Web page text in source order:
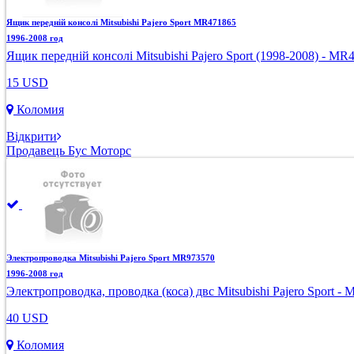
Ящик передній консолі Mitsubishi Pajero Sport MR471865
1996-2008 год
Ящик передній консолі Mitsubishi Pajero Sport (1998-2008) -
15 USD
Коломия
Відкрити
Продавець Бус Моторс
Электропроводка Mitsubishi Pajero Sport MR973570
1996-2008 год
Электропроводка, проводка (коса) двс Mitsubishi Pajero Sport -
40 USD
Коломия